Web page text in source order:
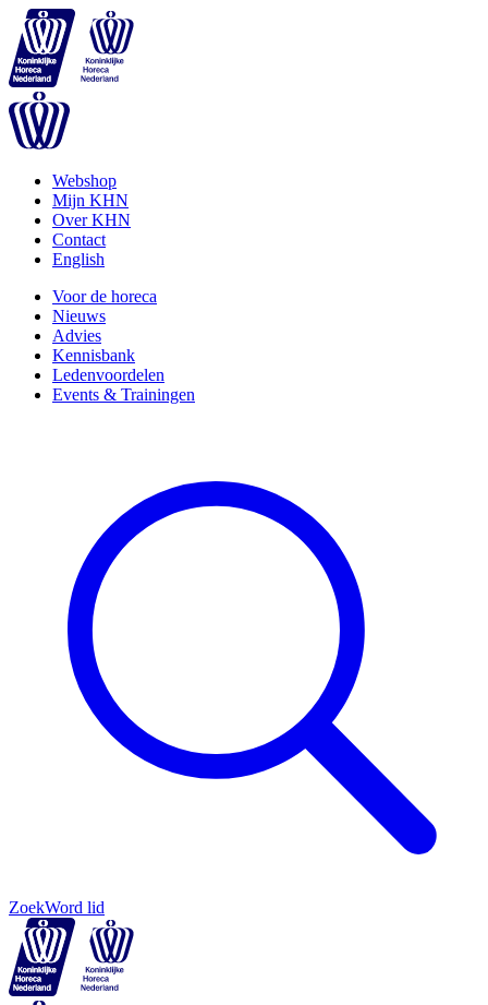
Webshop
Mijn KHN
Over KHN
Contact
English
Voor de horeca
Nieuws
Advies
Kennisbank
Ledenvoordelen
Events & Trainingen
ZoekWord lid